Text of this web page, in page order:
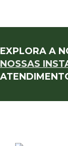
EXPLORA A
NOSSAS